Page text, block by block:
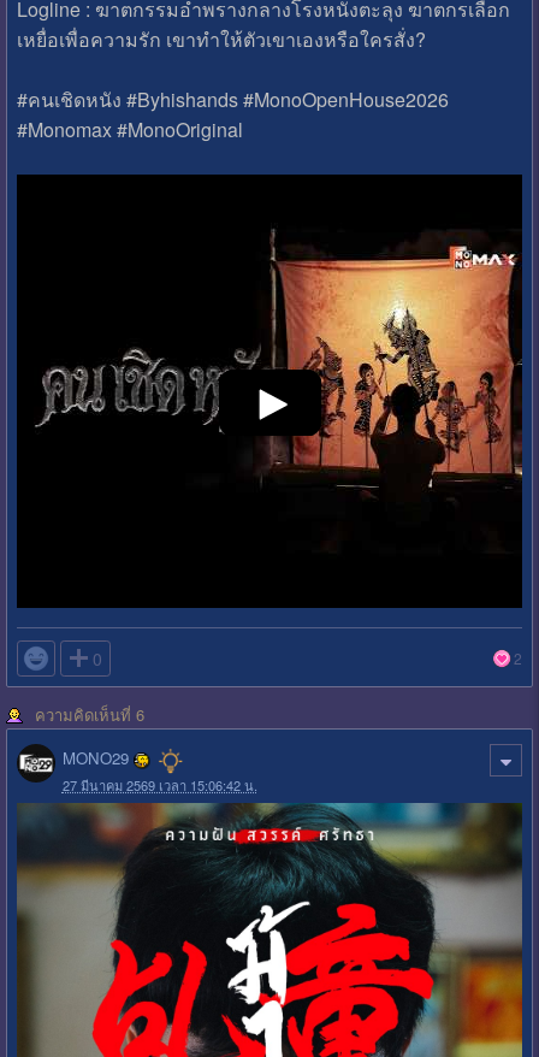
Logline : ฆาตกรรมอําพรางกลางโรงหนังตะลุง ฆาตกรเลือก
เหยื่อเพื่อความรัก เขาทำให้ตัวเขาเองหรือใครสั่ง?
#คนเชิดหนัง #Byhishands #MonoOpenHouse2026
#Monomax #MonoOriginal
 0 2
ความคิดเห็นที่ 6
MONO29
27 มีนาคม 2569 เวลา 15:06:42 น.